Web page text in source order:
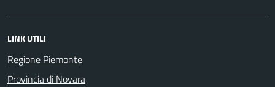
LINK UTILI
Regione Piemonte
Provincia di Novara